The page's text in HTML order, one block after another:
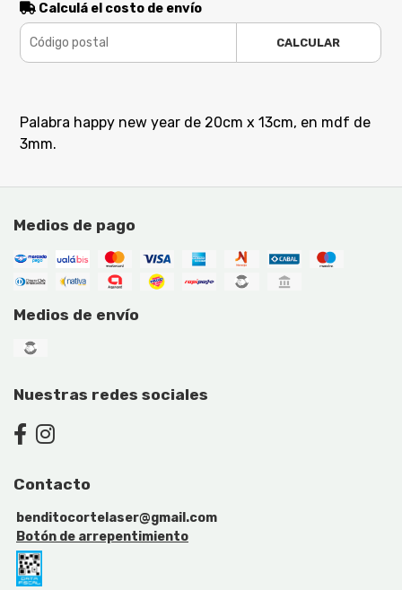
Calculá el costo de envío
CALCULAR
Palabra happy new year de 20cm x 13cm, en mdf de
3mm.
Medios de pago
Medios de envío
Nuestras redes sociales
Contacto
benditocortelaser@gmail.com
Botón de arrepentimiento